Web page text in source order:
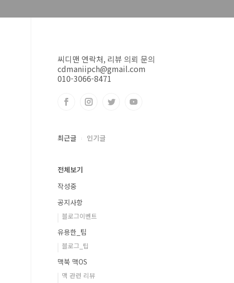
씨디맨 연락처, 리뷰 의뢰 문의
cdmaniipch@gmail.com
010-3066-8471
최근글 인기글
전체보기
작성중
공지사항
블로그이벤트
유용한_팁
블로그_팁
맥북 맥OS
맥 관련 리뷰